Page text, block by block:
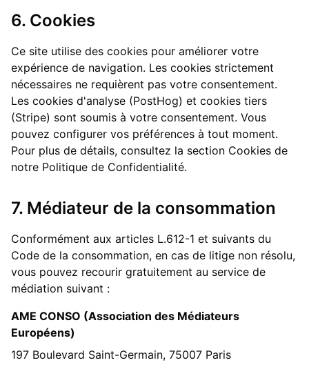
6. Cookies
Ce site utilise des cookies pour améliorer votre
expérience de navigation. Les cookies strictement
nécessaires ne requièrent pas votre consentement.
Les cookies d'analyse (PostHog) et cookies tiers
(Stripe) sont soumis à votre consentement. Vous
pouvez configurer vos préférences à tout moment.
Pour plus de détails, consultez la section Cookies de
notre Politique de Confidentialité.
7. Médiateur de la consommation
Conformément aux articles L.612-1 et suivants du
Code de la consommation, en cas de litige non résolu,
vous pouvez recourir gratuitement au service de
médiation suivant :
AME CONSO (Association des Médiateurs
Européens)
197 Boulevard Saint-Germain, 75007 Paris